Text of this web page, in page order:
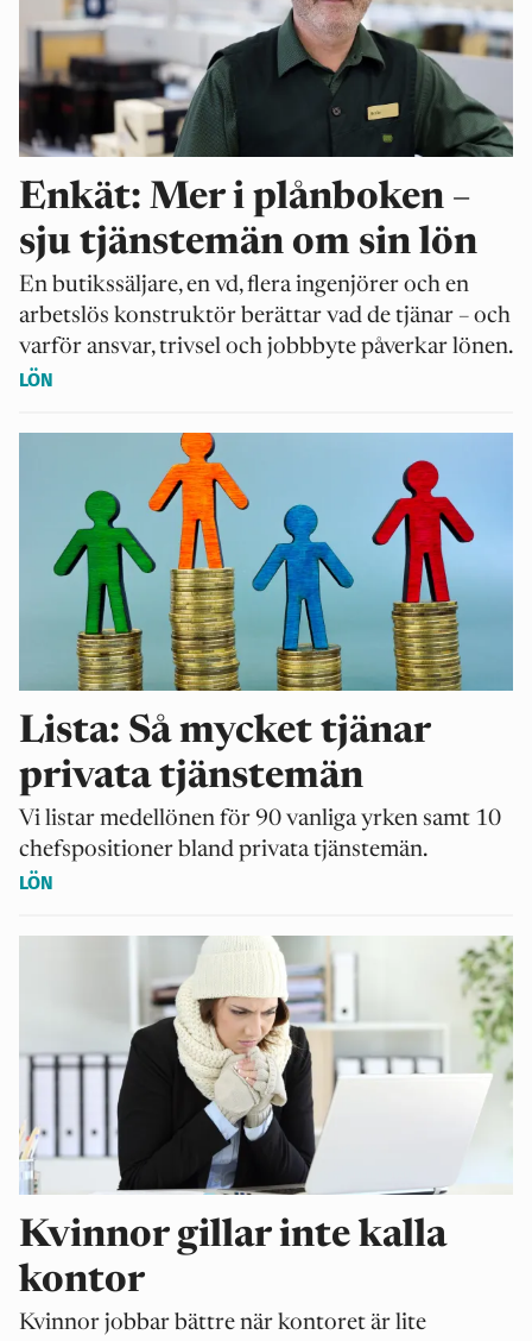
Enkät: Mer i plånboken –
sju tjänstemän om sin lön
En butikssäljare, en vd, flera ingenjörer och en
arbetslös konstruktör berättar vad de tjänar – och
varför ansvar, trivsel och jobbbyte påverkar lönen.
LÖN
Lista: Så mycket tjänar
privata tjänstemän
Vi listar medellönen för 90 vanliga yrken samt 10
chefspositioner bland privata tjänstemän.
LÖN
Kvinnor gillar inte kalla
kontor
Kvinnor jobbar bättre när kontoret är lite